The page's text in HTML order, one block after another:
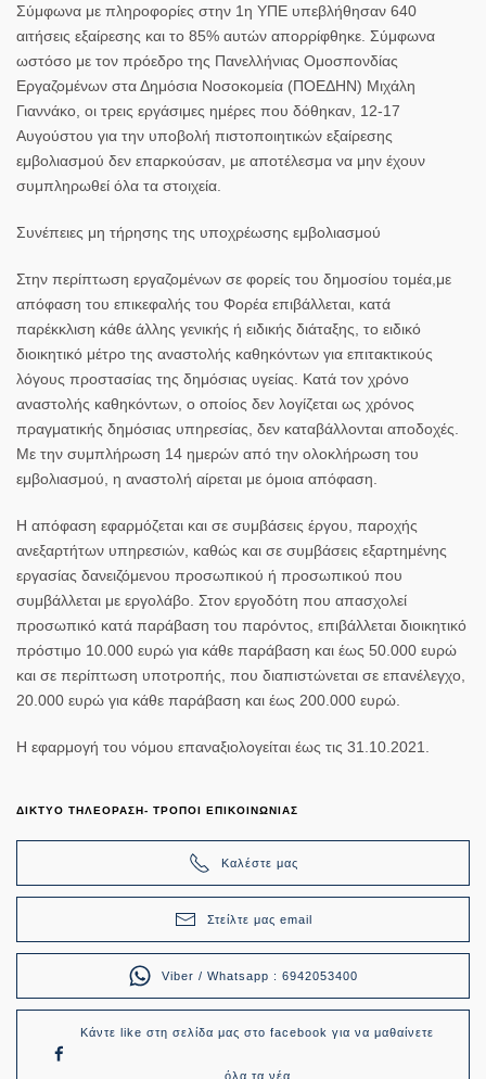
Σύμφωνα με πληροφορίες στην 1η ΥΠΕ υπεβλήθησαν 640
αιτήσεις εξαίρεσης και το 85% αυτών απορρίφθηκε. Σύμφωνα
ωστόσο με τον πρόεδρο της Πανελλήνιας Ομοσπονδίας
Εργαζομένων στα Δημόσια Νοσοκομεία (ΠΟΕΔΗΝ) Μιχάλη
Γιαννάκο, οι τρεις εργάσιμες ημέρες που δόθηκαν, 12-17
Αυγούστου για την υποβολή πιστοποιητικών εξαίρεσης
εμβολιασμού δεν επαρκούσαν, με αποτέλεσμα να μην έχουν
συμπληρωθεί όλα τα στοιχεία.
Συνέπειες μη τήρησης της υποχρέωσης εμβολιασμού
Στην περίπτωση εργαζομένων σε φορείς του δημοσίου τομέα,με
απόφαση του επικεφαλής του Φορέα επιβάλλεται, κατά
παρέκκλιση κάθε άλλης γενικής ή ειδικής διάταξης, το ειδικό
διοικητικό μέτρο της αναστολής καθηκόντων για επιτακτικούς
λόγους προστασίας της δημόσιας υγείας. Κατά τον χρόνο
αναστολής καθηκόντων, ο οποίος δεν λογίζεται ως χρόνος
πραγματικής δημόσιας υπηρεσίας, δεν καταβάλλονται αποδοχές.
Με την συμπλήρωση 14 ημερών από την ολοκλήρωση του
εμβολιασμού, η αναστολή αίρεται με όμοια απόφαση.
Η απόφαση εφαρμόζεται και σε συμβάσεις έργου, παροχής
ανεξαρτήτων υπηρεσιών, καθώς και σε συμβάσεις εξαρτημένης
εργασίας δανειζόμενου προσωπικού ή προσωπικού που
συμβάλλεται με εργολάβο. Στον εργοδότη που απασχολεί
προσωπικό κατά παράβαση του παρόντος, επιβάλλεται διοικητικό
πρόστιμο 10.000 ευρώ για κάθε παράβαση και έως 50.000 ευρώ
και σε περίπτωση υποτροπής, που διαπιστώνεται σε επανέλεγχο,
20.000 ευρώ για κάθε παράβαση και έως 200.000 ευρώ.
Η εφαρμογή του νόμου επαναξιολογείται έως τις 31.10.2021.
ΔΙΚΤΥΟ ΤΗΛΕΟΡΑΣΗ- ΤΡΟΠΟΙ ΕΠΙΚΟΙΝΩΝΙΑΣ
Καλέστε μας
Στείλτε μας email
Viber / Whatsapp : 6942053400
Κάντε like στη σελίδα μας στο facebook για να μαθαίνετε
όλα τα νέα